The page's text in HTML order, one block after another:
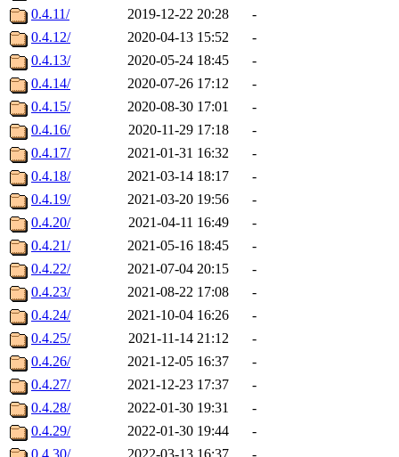
0.4.11/
2019-12-22 20:28
-
0.4.12/
2020-04-13 15:52
-
0.4.13/
2020-05-24 18:45
-
0.4.14/
2020-07-26 17:12
-
0.4.15/
2020-08-30 17:01
-
0.4.16/
2020-11-29 17:18
-
0.4.17/
2021-01-31 16:32
-
0.4.18/
2021-03-14 18:17
-
0.4.19/
2021-03-20 19:56
-
0.4.20/
2021-04-11 16:49
-
0.4.21/
2021-05-16 18:45
-
0.4.22/
2021-07-04 20:15
-
0.4.23/
2021-08-22 17:08
-
0.4.24/
2021-10-04 16:26
-
0.4.25/
2021-11-14 21:12
-
0.4.26/
2021-12-05 16:37
-
0.4.27/
2021-12-23 17:37
-
0.4.28/
2022-01-30 19:31
-
0.4.29/
2022-01-30 19:44
-